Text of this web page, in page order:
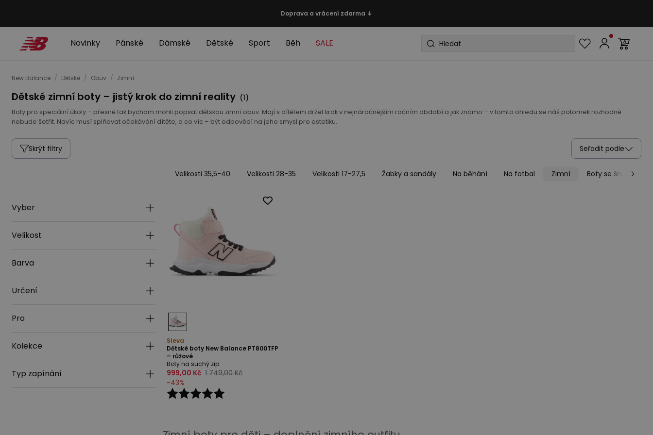
Doprava a vrácení zdarma ↓
Novinky Pánské Dámské Dětské Sport Běh SALE
New Balance / Dětské / Obuv / Zimní
Dětské zimní boty – jistý krok do zimní reality (1)
Boty pro speciální úkoly – přesně tak bychom mohli popsat dětskou zimní obuv. Mají s dítětem držet krok v nejnáročnějším ročním období a jak známo – v tomto ohledu se náš potomek rozhodně
nebude šetřit. Navíc musí splňovat očekávání dítěte, a co víc – být odpovědí na jeho smysl pro estetiku.
Skrýt filtry Seřadit podle
Vyber
Velikost
Barva
Určení
Pro
Kolekce
Typ zapínání
Velikosti 35,5-40 Velikosti 28-35 Velikosti 17-27,5 Žabky a sandály Na běhání Na fotbal Zimní Boty se
Sleva
Dětské boty New Balance PT800TFP
– růžové
Boty na suchý zip
999,00 Kč 1 749,00 Kč
-43%